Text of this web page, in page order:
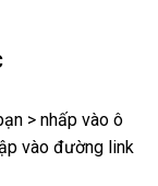
> nhấp vào ô
vào đường link